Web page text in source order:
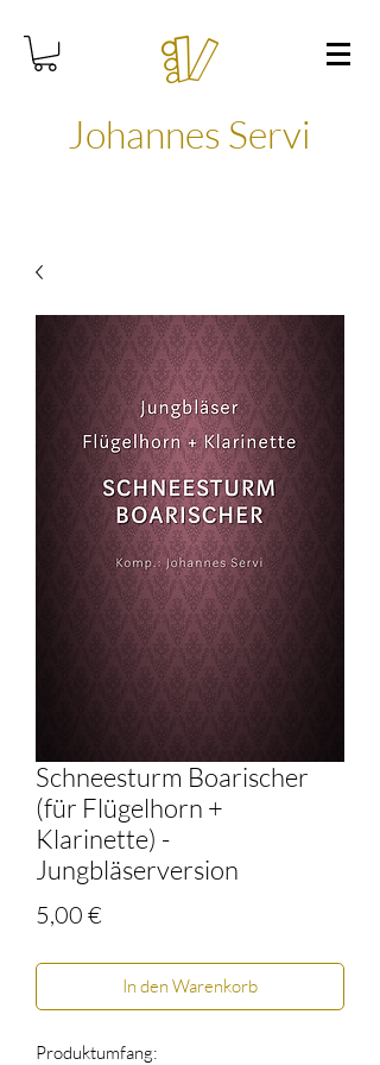
Johannes Servi
Schneesturm Boarischer
(für Flügelhorn +
Klarinette) -
Jungbläserversion
5,00 €
In den Warenkorb
Produktumfang: